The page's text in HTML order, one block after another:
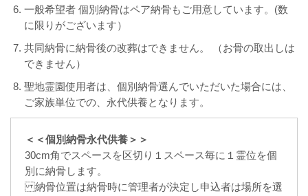
一般希望者 個別納骨はペア納骨もご用意しています。(数
に限りがございます）
共同納骨に納骨後の改葬はできません。 （お骨の取出しは
できません）
聖地霊園使用者は、個別納骨選んでいただいた場合には、
ご家族単位での、永代供養となります。
＜＜個別納骨永代供養＞＞
30cm角でスペースを区切り１スペース毎に１霊位を個
別に納骨します。
納骨位置は納骨時に管理者が決定し申込者は場所を選